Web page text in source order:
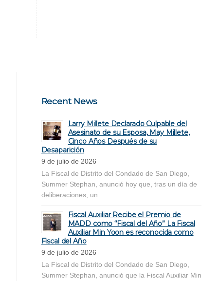
Recent News
Larry Millete Declarado Culpable del
Asesinato de su Esposa, May Millete,
Cinco Años Después de su
Desaparición
9 de julio de 2026
La Fiscal de Distrito del Condado de San Diego,
Summer Stephan, anunció hoy que, tras un día de
deliberaciones, un …
Fiscal Auxiliar Recibe el Premio de
MADD como “Fiscal del Año” La Fiscal
Auxiliar Min Yoon es reconocida como
Fiscal del Año
9 de julio de 2026
La Fiscal de Distrito del Condado de San Diego,
Summer Stephan, anunció que la Fiscal Auxiliar Min